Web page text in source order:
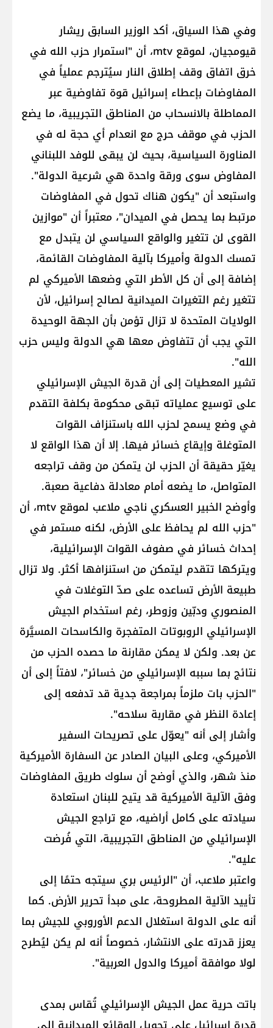
وفي هذا السياق، أكد الوزير السابق ريشار
قيومجيان، لموقع mtv، أن "استمرار حزب الله في
خرق اتفاق وقف إطلاق النار سيُترجم عملياً في
المفاوضات بإعطاء إسرائيل قوة تفاوضية عبر
المماطلة بالانسحاب من المناطق التجريبية، ما يضع
الحزب في موقف حرج مع انعدام أي حجة له في
المناورة السياسية، بحيث لن يبقى للوفد اللبناني
المفاوض سوى ورقة واحدة هي شرعية الدولة".
واستبعد أن "يكون هناك تحول في المفاوضات
مرتبط بما يحصل في الميدان"، معتبراً أن "موازين
القوى لن تتغير والواقع السياسي لن يتبدل مع
تمسك الدولة وأميركا بآلية المفاوضات القائمة،
إضافة إلى أن كل الأطر التي وضعها الأميركي لم
تتغير رغم التغيرات الميدانية لصالح إسرائيل، لأن
الولايات المتحدة لا تزال تؤمن بأن الجهة الوحيدة
التي يجب أن تتفاوض معها هي الدولة وليس حزب
الله".
تشير المعطيات إلى أن قدرة الجيش الإسرائيلي
على توسيع عملياته تبقى محكومة بكلفة التقدم
في وضع يسمح لحزب الله باستنزاف القوات
المتوغلة وإيقاع خسائر فيها. إلا أن هذا الواقع لا
يغيّر حقيقة أن الحزب لن يتمكن من وقف تراجعه
المتواصل، ما يضعه أمام معادلة دفاعية صعبة.
وأوضح الخبير العسكري ناجي ملاعب لموقع mtv، أن
"حزب الله لم يحافظ على الأرض، لكنه مستمر في
إحداث خسائر في صفوف القوات الإسرائيلية،
ويتركها تتقدم ليتمكن من استنزافها أكثر. ولا تزال
طبيعة الأرض تساعده على صدّ التوغلات في
المنصوري ودبّين وزوطر، رغم استخدام الجيش
الإسرائيلي الروبوتات المتفجرة والكاسحات المسيَّرة
عن بعد. ولكن لا يمكن مقارنة ما حصده الحزب من
نتائج بما سببه الإسرائيلي من خسائر"، لافتاً إلى أن
"الحزب بات ملزماً بمراجعة جدية قد تدفعه إلى
إعادة النظر في مقاربة سلاحه".
وأشار إلى أنه "يعوّل على تصريحات السفير
الأميركي، وعلى البيان الصادر عن السفارة الأميركية
منذ شهر، والذي أوضح أن سلوك طريق المفاوضات
وفق الآلية الأميركية قد يتيح للبنان استعادة
سيادته على كامل أراضيه، مع تراجع الجيش
الإسرائيلي من المناطق التجريبية، التي فُرضت
عليه".
واعتبر ملاعب، أن "الرئيس بري سيتجه حتمًا إلى
تأييد الآلية المطروحة، على مبدأ تحرير الأرض. كما
أنه على الدولة استغلال الدعم الأوروبي للجيش بما
يعزز قدرته على الانتشار، خصوصاً أنه لم يكن ليُطرح
لولا موافقة أميركا والدول العربية".
باتت حرية عمل الجيش الإسرائيلي تُقاس بمدى